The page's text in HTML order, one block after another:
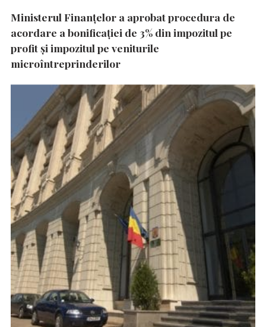
Ministerul Finanțelor a aprobat procedura de
acordare a bonificației de 3% din impozitul pe
profit și impozitul pe veniturile
microîntreprinderilor